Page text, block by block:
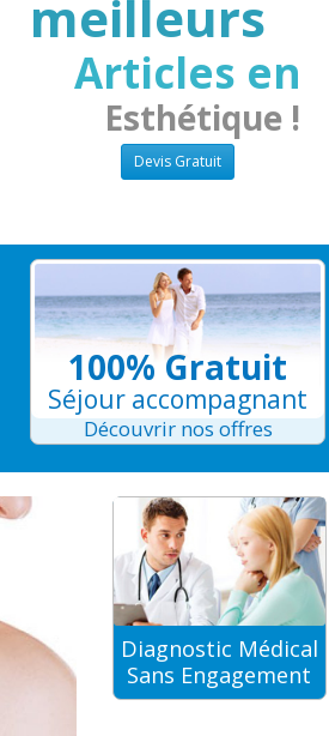
meilleurs
Articles en
Esthétique !
Devis Gratuit
100% Gratuit
Séjour accompagnant
Découvrir nos offres
Diagnostic Médical
Sans Engagement